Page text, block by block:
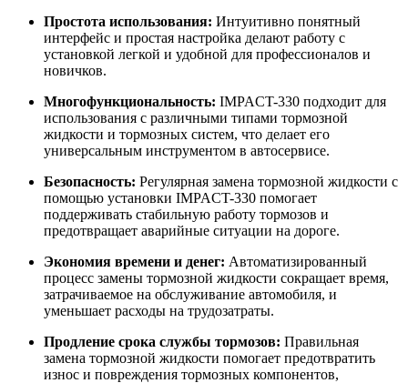
Простота использования: Интуитивно понятный
интерфейс и простая настройка делают работу с
установкой легкой и удобной для профессионалов и
новичков.
Многофункциональность: IMPACT-330 подходит для
использования с различными типами тормозной
жидкости и тормозных систем, что делает его
универсальным инструментом в автосервисе.
Безопасность: Регулярная замена тормозной жидкости с
помощью установки IMPACT-330 помогает
поддерживать стабильную работу тормозов и
предотвращает аварийные ситуации на дороге.
Экономия времени и денег: Автоматизированный
процесс замены тормозной жидкости сокращает время,
затрачиваемое на обслуживание автомобиля, и
уменьшает расходы на трудозатраты.
Продление срока службы тормозов: Правильная
замена тормозной жидкости помогает предотвратить
износ и повреждения тормозных компонентов,